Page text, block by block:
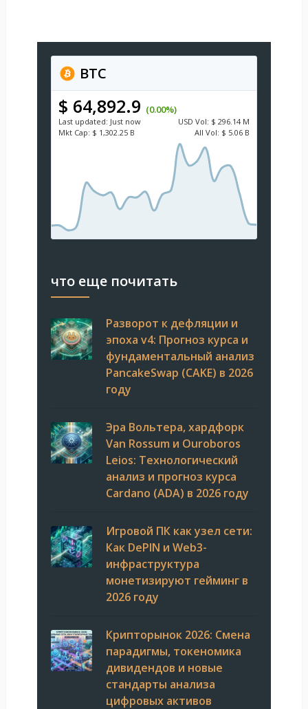
BTC
$ 64,892.9 (0.00%)
Last updated: Just now USD Vol: $ 296.14 M
Mkt Cap: $ 1,302.25 B All Vol: $ 5.06 B
что еще почитать
Разворот к дефляции и
эпоха v4: Прогноз курса и
фундаментальный анализ
PancakeSwap (CAKE) в 2026
году
Эра Вольтера, хардфорк
Van Rossum и Ouroboros
Leios: Технологический
анализ и прогноз курса
Cardano (ADA) в 2026 году
Игровой ПК как узел сети:
Как DePIN и Web3-
инфраструктура
монетизируют гейминг в
2026 году
Крипторынок 2026: Смена
парадигмы, токеномика
дивидендов и новые
стандарты анализа
цифровых активов